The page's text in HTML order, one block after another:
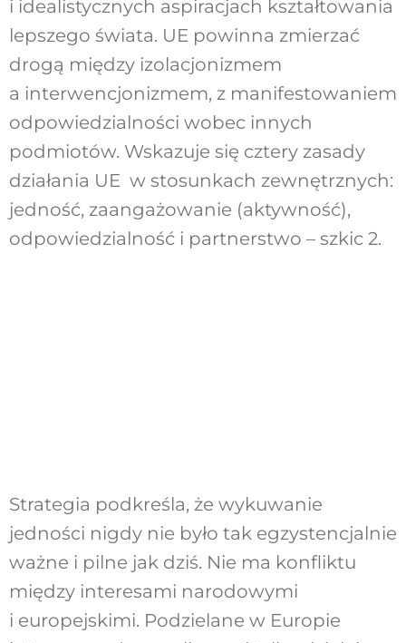
i idealistycznych aspiracjach kształtowania
lepszego świata. UE powinna zmierzać
drogą między izolacjonizmem
a interwencjonizmem, z manifestowaniem
odpowiedzialności wobec innych
podmiotów. Wskazuje się cztery zasady
działania UE w stosunkach zewnętrznych:
jedność, zaangażowanie (aktywność),
odpowiedzialność i partnerstwo – szkic 2.
Strategia podkreśla, że wykuwanie
jedności nigdy nie było tak egzystencjalnie
ważne i pilne jak dziś. Nie ma konfliktu
między interesami narodowymi
i europejskimi. Podzielane w Europie